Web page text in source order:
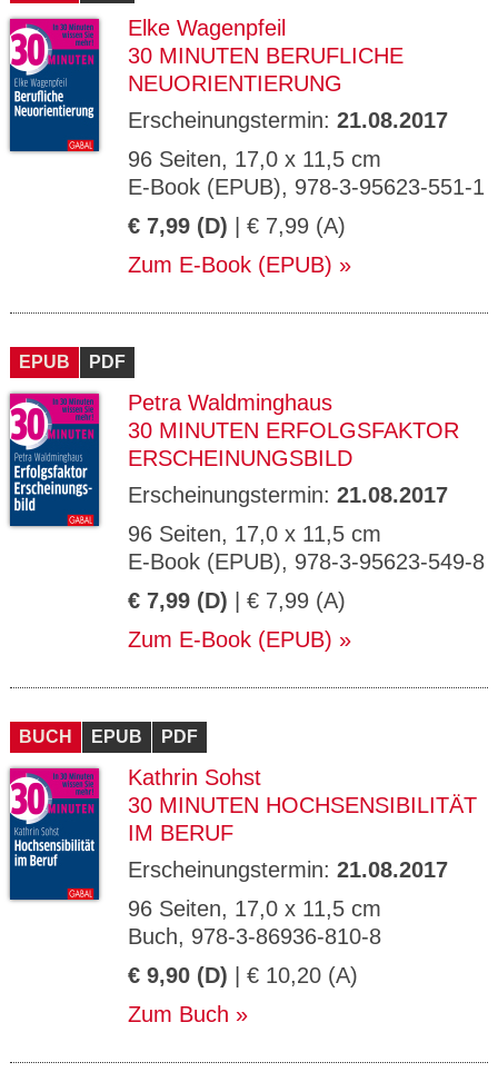
Elke Wagenpfeil
30 MINUTEN BERUFLICHE
NEUORIENTIERUNG
Erscheinungstermin: 21.08.2017
96 Seiten, 17,0 x 11,5 cm
E-Book (EPUB), 978-3-95623-551-1
€ 7,99 (D) | € 7,99 (A)
Zum E-Book (EPUB)
EPUB PDF
Petra Waldminghaus
30 MINUTEN ERFOLGSFAKTOR
ERSCHEINUNGSBILD
Erscheinungstermin: 21.08.2017
96 Seiten, 17,0 x 11,5 cm
E-Book (EPUB), 978-3-95623-549-8
€ 7,99 (D) | € 7,99 (A)
Zum E-Book (EPUB)
BUCH EPUB PDF
Kathrin Sohst
30 MINUTEN HOCHSENSIBILITÄT
IM BERUF
Erscheinungstermin: 21.08.2017
96 Seiten, 17,0 x 11,5 cm
Buch, 978-3-86936-810-8
€ 9,90 (D) | € 10,20 (A)
Zum Buch